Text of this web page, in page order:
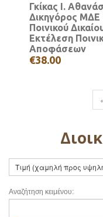
Γκίκας Ι.
Δικηγόρος ΜΔΕ
Ποινικού
Εκτέλεση
Αποφάσεων
€38.00
Τιμή (χαμηλή προς
Αναζήτηση κειμένου: